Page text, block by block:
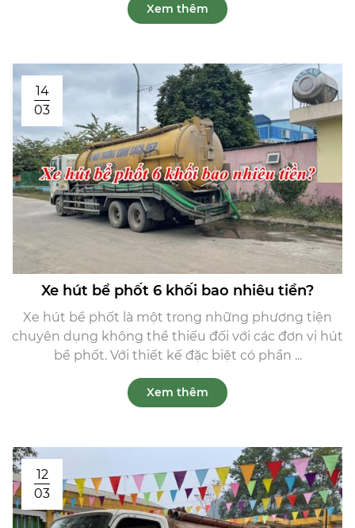
Xem thêm
14
03
Xe hút bể phốt 6 khối bao nhiêu tiền?
Xe hút bể phốt là một trong những phương tiện
chuyên dụng không thể thiếu đối với các đơn vị hút
bể phốt. Với thiết kế đặc biệt có phần ...
Xem thêm
12
03